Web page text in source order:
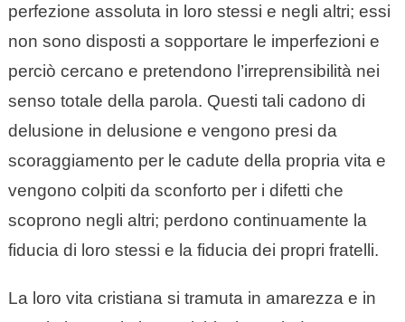
perfezione assoluta in loro stessi e negli altri; essi
non sono disposti a sopportare le imperfezioni e
perciò cercano e pretendono l’irreprensibilità nei
senso totale della parola. Questi tali cadono di
delusione in delusione e vengono presi da
scoraggiamento per le cadute della propria vita e
vengono colpiti da sconforto per i difetti che
scoprono negli altri; perdono continuamente la
fiducia di loro stessi e la fiducia dei propri fratelli.
La loro vita cristiana si tramuta in amarezza e in